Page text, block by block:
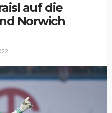
auf die
Norwich